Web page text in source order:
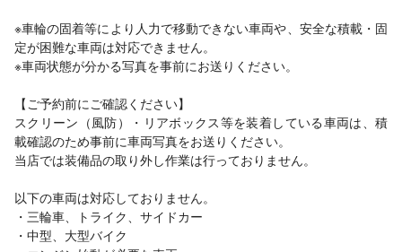
※車輪の固着等により人力で移動できない車両や、安全な積載・固
定が困難な車両は対応できません。
※車両状態が分かる写真を事前にお送りください。
【ご予約前にご確認ください】
スクリーン（風防）・リアボックス等を装着している車両は、積
載確認のため事前に車両写真をお送りください。
当店では装備品の取り外し作業は行っておりません。
以下の車両は対応しておりません。
・三輪車、トライク、サイドカー
・中型、大型バイク